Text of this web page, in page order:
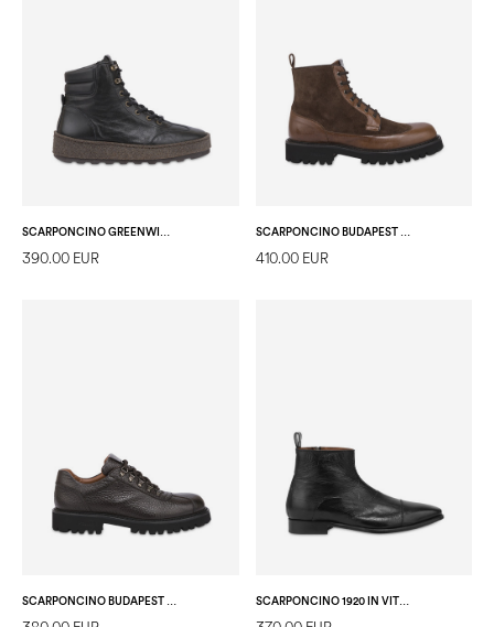
390.00 EUR 410.00 EUR
SCARPONCINO BUDAPEST IN VITELLO T.MORO SCARPONCINO 1920 IN VITELLO NERO